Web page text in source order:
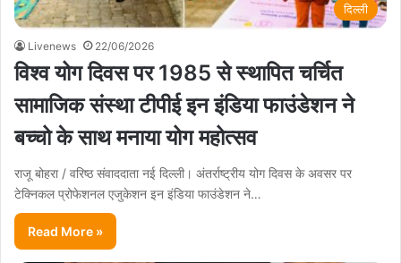
दिल्ली
Livenews 22/06/2026
विश्व योग दिवस पर 1985 से स्थापित चर्चित
सामाजिक संस्था टीपीई इन इंडिया फाउंडेशन ने
बच्चो के साथ मनाया योग महोत्सव
राजू बोहरा / वरिष्ठ संवाददाता नई दिल्ली। अंतर्राष्ट्रीय योग दिवस के अवसर पर
टेक्निकल प्रोफेशनल एजुकेशन इन इंडिया फाउंडेशन ने…
Read More »